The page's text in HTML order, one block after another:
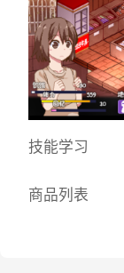
技能学习
商品列表